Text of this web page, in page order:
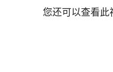
您还可以查看此